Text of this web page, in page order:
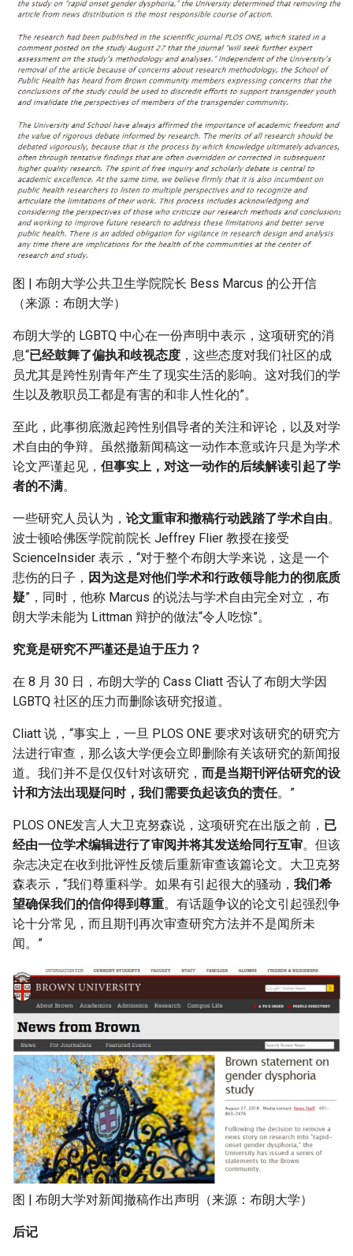
图 | 布朗大学公共卫生学院院长 Bess Marcus 的公开信
（来源：布朗大学）
布朗大学的 LGBTQ 中心在一份声明中表示，这项研究的消
息“已经鼓舞了偏执和歧视态度 ，这些态度对我们社区的成
员尤其是跨性别青年产生了现实生活的影响。这对我们的学
生以及教职员工都是有害的和非人性化的”。
至此，此事彻底激起跨性别倡导者的关注和评论，以及对学
术自由的争辩。虽然撤新闻稿这一动作本意或许只是为学术
论文严谨起见， 但事实上，对这一动作的后续解读引起了学
者的不满。
一些研究人员认为， 论文重审和撤稿行动践踏了学术自由。
波士顿哈佛医学院前院长 Jeffrey Flier 教授在接受
ScienceInsider 表示，“对于整个布朗大学来说，这是一个
悲伤的日子， 因为这是对他们学术和行政领导能力的彻底质
疑”，同时，他称 Marcus 的说法与学术自由完全对立，布
朗大学未能为 Littman 辩护的做法“令人吃惊”。
究竟是研究不严谨还是迫于压力？
在 8 月 30 日，布朗大学的 Cass Cliatt 否认了布朗大学因
LGBTQ 社区的压力而删除该研究报道。
Cliatt 说，“事实上，一旦 PLOS ONE 要求对该研究的研究方
法进行审查，那么该大学便会立即删除有关该研究的新闻报
道。我们并不是仅仅针对该研究， 而是当期刊评估研究的设
计和方法出现疑问时，我们需要负起该负的责任。”
PLOS ONE发言人大卫克努森说，这项研究在出版之前， 已
经由一位学术编辑进行了审阅并将其发送给同行互审。但该
杂志决定在收到批评性反馈后重新审查该篇论文。大卫克努
森表示，“我们尊重科学。如果有引起很大的骚动， 我们希
望确保我们的信仰得到尊重。有话题争议的论文引起强烈争
论十分常见，而且期刊再次审查研究方法并不是闻所未
闻。”
图 | 布朗大学对新闻撤稿作出声明（来源：布朗大学）
后记